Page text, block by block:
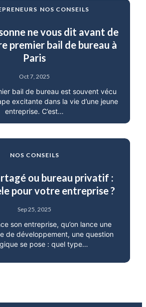
NOS CONSEILS
ne vous dit avant de
premier bail de bureau à
Paris
Oct 7, 2025
bail de bureau est souvent vécu
excitante dans la vie d’une jeune
entreprise. C’est…
NOS CONSEILS
ou bureau privatif :
pour votre entreprise ?
Sep 25, 2025
son entreprise, qu’on lance une
de développement, une question
se pose : quel type…